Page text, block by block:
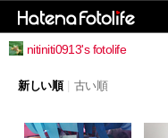
nitiniti0913's fotolife
新しい順 古い順